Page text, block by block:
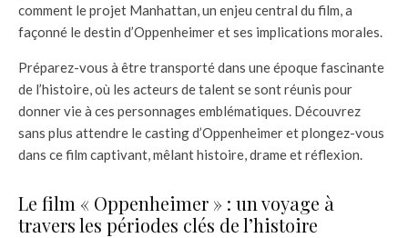
comment le projet Manhattan, un enjeu central du film, a
façonné le destin d’Oppenheimer et ses implications morales.
Préparez-vous à être transporté dans une époque fascinante
de l’histoire, où les acteurs de talent se sont réunis pour
donner vie à ces personnages emblématiques. Découvrez
sans plus attendre le casting d’Oppenheimer et plongez-vous
dans ce film captivant, mêlant histoire, drame et réflexion.
Le film « Oppenheimer » : un voyage à
travers les périodes clés de l’histoire